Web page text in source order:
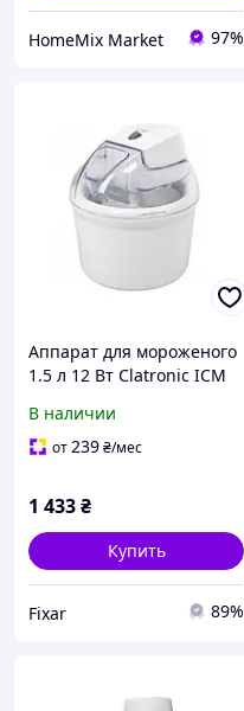
HomeMix Market 97%
Аппарат для мороженого
1.5 л 12 Вт Clatronic ICM
полуавтомат для дома с
прорезиненными
В наличии
от239₴/мес
1 433₴
Купить
Fixar 89%